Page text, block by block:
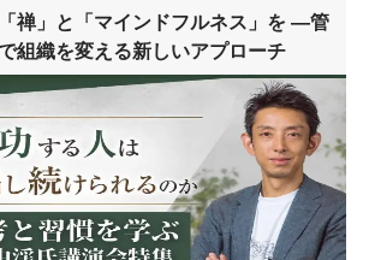
禅」と「マインドフルネス」を ―管
組織を変える新しいアプローチ